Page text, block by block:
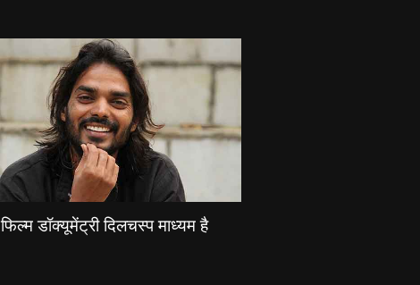
फिल्म डॉक्यूमेंट्री दिलचस्प माध्यम है